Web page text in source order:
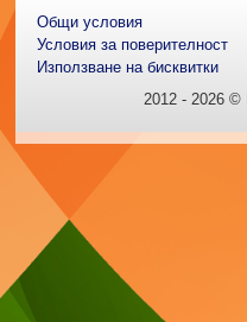
Общи условия
Условия за поверителност
Използване на бисквитки
2012 - 2026 ©